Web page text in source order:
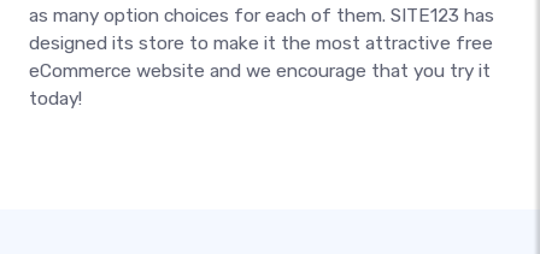
as many option choices for each of them. SITE123 has
designed its store to make it the most attractive free
eCommerce website and we encourage that you try it
today!